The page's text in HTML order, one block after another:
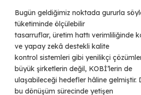
Bugün geldiğimiz noktada gururla
tüketiminde ölçülebilir
tasarruflar, üretim hattı verimliliğinde
ve yapay zekâ destekli kalite
kontrol sistemleri gibi yenilikçi
büyük şirketlerin değil, KOBİ’lerin de
ulaşabileceği hedefler hâline gelmiştir.
bu dönüşüm sürecinde yetişen